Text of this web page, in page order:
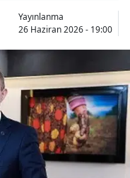
Bingöl
Bitlis
Bolu
Burdur
Bursa
Çanakkale
Yayınlanma
26 Haziran 2026 - 19:00